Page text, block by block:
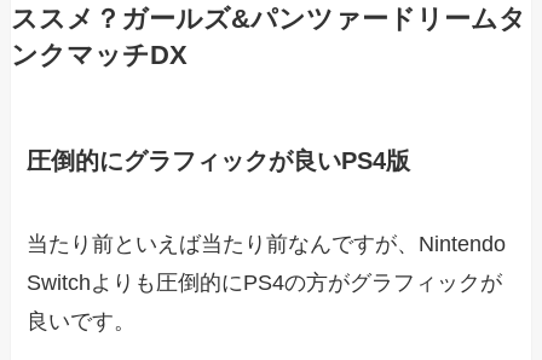
ススメ？ガールズ&パンツァードリームタ
ンクマッチDX
圧倒的にグラフィックが良いPS4版
当たり前といえば当たり前なんですが、Nintendo
Switchよりも圧倒的にPS4の方がグラフィックが
良いです。